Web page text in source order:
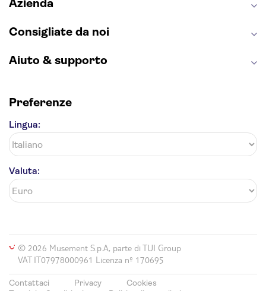
Azienda
Consigliate da noi
Aiuto & supporto
Preferenze
Lingua:
Valuta:
© 2026 Musement S.p.A, parte di TUI Group
VAT IT07978000961 Licenza nº 170695
Contattaci Privacy
Cookies